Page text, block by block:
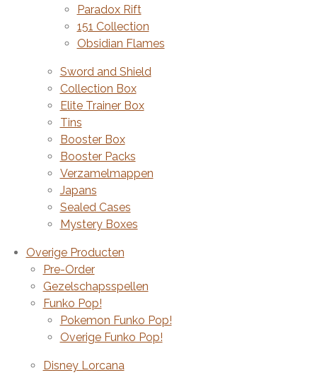
Paradox Rift
151 Collection
Obsidian Flames
Sword and Shield
Collection Box
Elite Trainer Box
Tins
Booster Box
Booster Packs
Verzamelmappen
Japans
Sealed Cases
Mystery Boxes
Overige Producten
Pre-Order
Gezelschapsspellen
Funko Pop!
Pokemon Funko Pop!
Overige Funko Pop!
Disney Lorcana